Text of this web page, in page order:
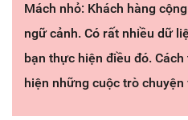
Mách nhỏ: Khách hàng
ngữ cảnh. Có rất nhiều dữ
bạn thực hiện điều đó.
hiện những cuộc trò